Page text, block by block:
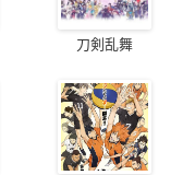
刀剣乱舞